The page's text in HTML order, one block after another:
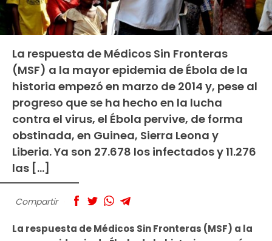
La respuesta de Médicos Sin Fronteras
(MSF) a la mayor epidemia de Ébola de la
historia empezó en marzo de 2014 y, pese al
progreso que se ha hecho en la lucha
contra el virus, el Ébola pervive, de forma
obstinada, en Guinea, Sierra Leona y
Liberia. Ya son 27.678 los infectados y 11.276
las […]
Compartir
La respuesta de Médicos Sin Fronteras (MSF) a la